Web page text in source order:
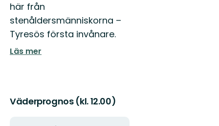
här från
stenåldersmänniskorna –
Tyresös första invånare.
Läs mer
Väderprognos (kl. 12.00)